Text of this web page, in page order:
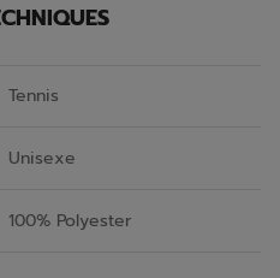
Tennis
Unisexe
100% Polyester